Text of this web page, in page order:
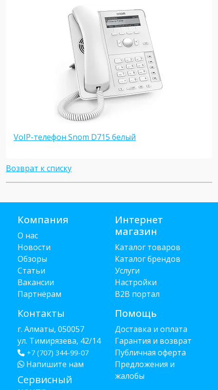
VoIP-телефон Snom D715 белый
Возврат к списку
Компания
О нас
Новости
Обзоры
Статьи
Вакансии
Партнёрам
Контакты
г. Алматы, 050057
ул. Тимирязева, 42/14
+7 (707) 344-99-07
Напишите нам
Сервисный
Интернет
магазин
Каталог товаров
Каталог брендов
Услуги
Настройки
B2B портал
Помощь
Доставка и оплата
Гарантия и возврат
Публичная оферта
Предложения и
жалобы